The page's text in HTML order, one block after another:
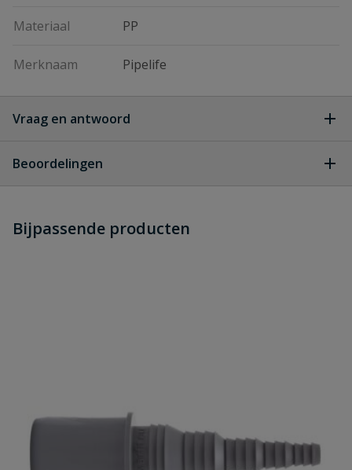
Materiaal PP
Merknaam Pipelife
Vraag en antwoord
dit product?
Beoordelingen
Schrijf zelf een beoordeling
Naam
Bijpassende producten